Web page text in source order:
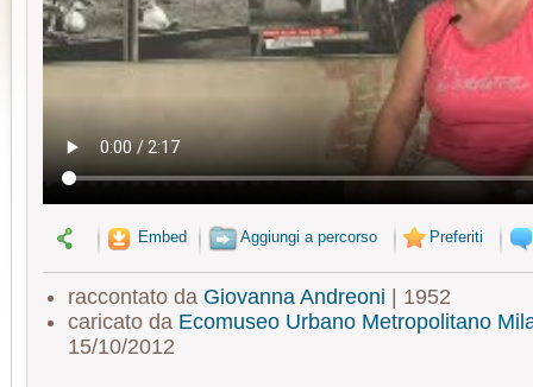
Embed Aggiungi a percorso Preferiti
raccontato da Giovanna Andreoni | 1952
caricato da Ecomuseo Urbano Metropolitano
15/10/2012